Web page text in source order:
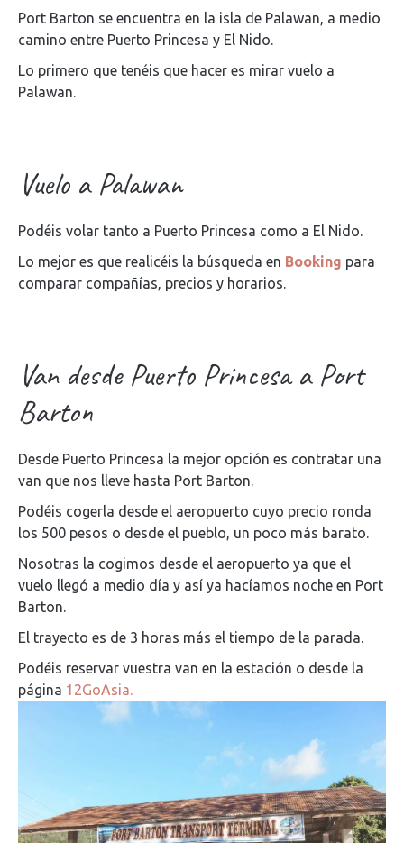
Port Barton se encuentra en la isla de Palawan, a medio
camino entre Puerto Princesa y El Nido.
Lo primero que tenéis que hacer es mirar vuelo a
Palawan.
Vuelo a Palawan
Podéis volar tanto a Puerto Princesa como a El Nido.
Lo mejor es que realicéis la búsqueda en Booking para
comparar compañías, precios y horarios.
Van desde Puerto Princesa a Port
Barton
Desde Puerto Princesa la mejor opción es contratar una
van que nos lleve hasta Port Barton.
Podéis cogerla desde el aeropuerto cuyo precio ronda
los 500 pesos o desde el pueblo, un poco más barato.
Nosotras la cogimos desde el aeropuerto ya que el
vuelo llegó a medio día y así ya hacíamos noche en Port
Barton.
El trayecto es de 3 horas más el tiempo de la parada.
Podéis reservar vuestra van en la estación o desde la
página 12GoAsia.